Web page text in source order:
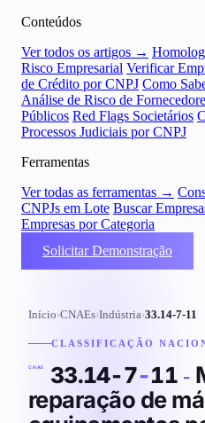
Conteúdos
Ver todos os artigos →
Risco Empresarial Verificar
de Crédito por CNPJ Como
Análise de Risco de
Públicos Red Flags Societários
Processos Judiciais por CNPJ
Ferramentas
Ver todas as ferramentas →
CNPJs em Lote Buscar
Empresas por Categoria
Solicitar Demonstração
Início›CNAEs›Indústria›33.14-7-11
CLASSIFICAÇÃO
CNAE 33.14-7-11-
reparação de